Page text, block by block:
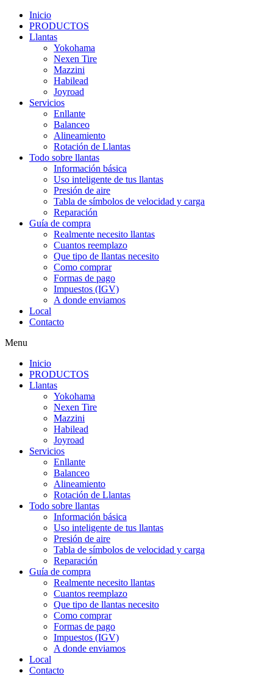
Inicio
PRODUCTOS
Llantas
Yokohama
Nexen Tire
Mazzini
Habilead
Joyroad
Servicios
Enllante
Balanceo
Alineamiento
Rotación de Llantas
Todo sobre llantas
Información básica
Uso inteligente de tus llantas
Presión de aire
Tabla de símbolos de velocidad y carga
Reparación
Guía de compra
Realmente necesito llantas
Cuantos reemplazo
Que tipo de llantas necesito
Como comprar
Formas de pago
Impuestos (IGV)
A donde enviamos
Local
Contacto
Menu
Inicio
PRODUCTOS
Llantas
Yokohama
Nexen Tire
Mazzini
Habilead
Joyroad
Servicios
Enllante
Balanceo
Alineamiento
Rotación de Llantas
Todo sobre llantas
Información básica
Uso inteligente de tus llantas
Presión de aire
Tabla de símbolos de velocidad y carga
Reparación
Guía de compra
Realmente necesito llantas
Cuantos reemplazo
Que tipo de llantas necesito
Como comprar
Formas de pago
Impuestos (IGV)
A donde enviamos
Local
Contacto